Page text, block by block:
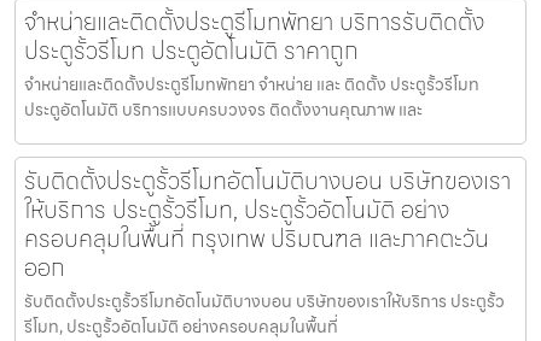
จำหน่ายและติดตั้งประตูรีโมทพัทยา บริการรับติดตั้ง
ประตูรั้วรีโมท ประตูอัตโนมัติ ราคาถูก
จำหน่ายและติดตั้งประตูรีโมทพัทยา จำหน่าย และ ติดตั้ง ประตูรั้วรีโมท
ประตูอัตโนมัติ บริการแบบครบวงจร ติดตั้งงานคุณภาพ และ
รับติดตั้งประตูรั้วรีโมทอัตโนมัติบางบอน บริษัทของเรา
ให้บริการ ประตูรั้วรีโมท, ประตูรั้วอัตโนมัติ อย่าง
ครอบคลุมในพื้นที่ กรุงเทพ ปริมณฑล และภาคตะวัน
ออก
รับติดตั้งประตูรั้วรีโมทอัตโนมัติบางบอน บริษัทของเราให้บริการ ประตูรั้ว
รีโมท, ประตูรั้วอัตโนมัติ อย่างครอบคลุมในพื้นที่